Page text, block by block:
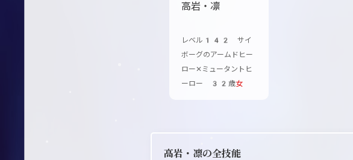
高岩・凛
レベル142 サイ
ボーグのアームドヒー
ロー✕ミュータントヒ
ーロー 32歳女
高岩・凛の全技能